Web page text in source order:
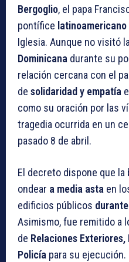
Bergoglio, el papa
pontífice
Iglesia. Aunque no visitó la
Dominicana durante su
relación cercana con el
de solidaridad y empatía
como su oración por las
tragedia ocurrida en un
pasado 8 de abril.
El decreto dispone que la
ondear a media asta en
edificios públicos
Asimismo, fue remitido a
de Relaciones
Policía para su ejecución.